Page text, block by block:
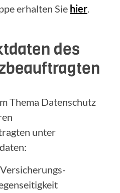
erhalten Sie hier.
des
Thema Datenschutz
unter